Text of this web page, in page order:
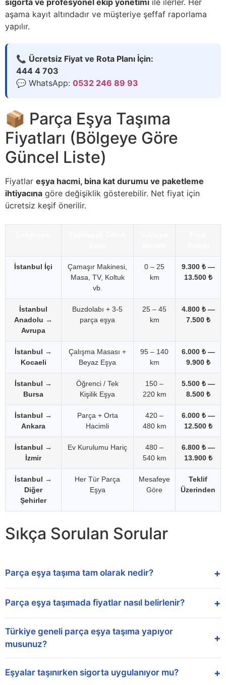
aşama kayıt altındadır ve müşteriye şeffaf raporlama
yapılır.
📞 Ücretsiz Fiyat ve Rota Planı İçin:
444 4 703
💬 WhatsApp: 0532 246 89 93
📦 Parça Eşya Taşıma
Fiyatları (Bölgeye Göre
Güncel Liste)
Fiyatlar eşya hacmi, bina kat durumu ve paketleme
ihtiyacına göre değişiklik gösterebilir. Net fiyat için
ücretsiz keşif önerilir.
İstanbul İçi
Çamaşır Makinesi,
Masa, TV, Koltuk
vb.
0 – 25
km
9.300 ₺ —
13.500 ₺
İstanbul
Anadolu →
Avrupa
Buzdolabı + 3-5
parça eşya
25 – 45
km
4.800 ₺ —
7.500 ₺
İstanbul →
Kocaeli
Çalışma Masası +
Beyaz Eşya
95 – 140
km
6.000 ₺ —
9.900 ₺
İstanbul →
Bursa
Öğrenci / Tek
Kişilik Eşya
150 –
220 km
5.500 ₺ —
8.500 ₺
İstanbul →
Ankara
Parça + Orta
Hacimli
420 –
480 km
6.000 ₺ —
12.500 ₺
İstanbul →
İzmir
Ev Kurulumu Hariç
480 –
540 km
6.800 ₺ —
13.900 ₺
İstanbul →
Diğer
Şehirler
Her Tür Parça
Eşya
Mesafeye
Göre
Teklif
Üzerinden
Sıkça Sorulan Sorular
Parça eşya taşıma tam olarak nedir? +
Parça eşya taşımada fiyatlar nasıl belirlenir? +
Türkiye geneli parça eşya taşıma yapıyor
musunuz?
+
Eşyalar taşınırken sigorta uygulanıyor mu? +